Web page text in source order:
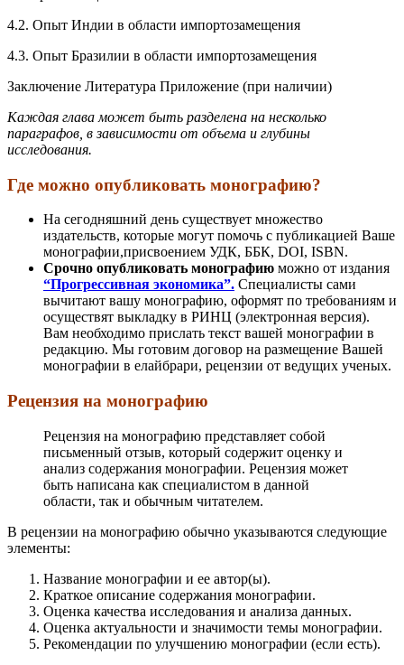
4.2. Опыт Индии в области импортозамещения
4.3. Опыт Бразилии в области импортозамещения
Заключение Литература Приложение (при наличии)
Каждая глава может быть разделена на несколько
параграфов, в зависимости от объема и глубины
исследования.
Где можно опубликовать монографию?
На сегодняшний день существует множество
издательств, которые могут помочь с публикацией Ваше
монографии,присвоением УДК, ББК, DOI, ISBN.
Срочно опубликовать монографию можно от издания
“Прогрессивная экономика”. Специалисты сами
вычитают вашу монографию, оформят по требованиям и
осуществят выкладку в РИНЦ (электронная версия).
Вам необходимо прислать текст вашей монографии в
редакцию. Мы готовим договор на размещение Вашей
монографии в елайбрари, рецензии от ведущих ученых.
Рецензия на монографию
Рецензия на монографию представляет собой
письменный отзыв, который содержит оценку и
анализ содержания монографии. Рецензия может
быть написана как специалистом в данной
области, так и обычным читателем.
В рецензии на монографию обычно указываются следующие
элементы:
Название монографии и ее автор(ы).
Краткое описание содержания монографии.
Оценка качества исследования и анализа данных.
Оценка актуальности и значимости темы монографии.
Рекомендации по улучшению монографии (если есть).